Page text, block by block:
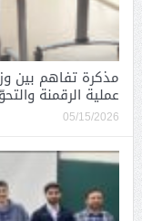
عملية الرقمنة
05/15/2026